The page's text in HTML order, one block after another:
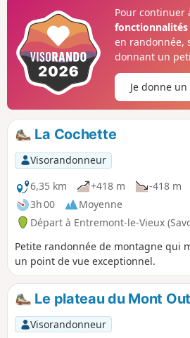
nécessite la plus grande attention.
personnes sujettes au vertige,
(2)
Pour continuer
en randonnée,
donnant un
Je donne
La Cochette
Visorandonneur
6,35 km
+418 m
-418 m
3h 00
Moyenne
Départ à Entremont-le-Vieux
Petite randonnée de montagne qui
un point de vue exceptionnel.
Le plateau du Mont
Visorandonneur